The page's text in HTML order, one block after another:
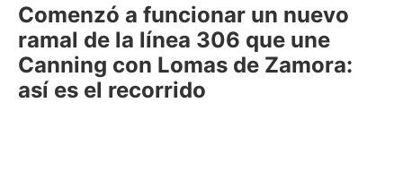
Comenzó a funcionar un nuevo
ramal de la línea 306 que une
Canning con Lomas de Zamora:
así es el recorrido